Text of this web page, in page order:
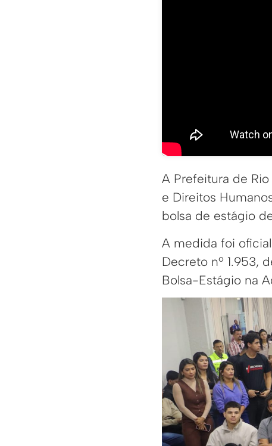
A Prefeitura de
e Direitos
bolsa de estágio
A medida foi
Decreto nº 1.953,
Bolsa-Estágio na